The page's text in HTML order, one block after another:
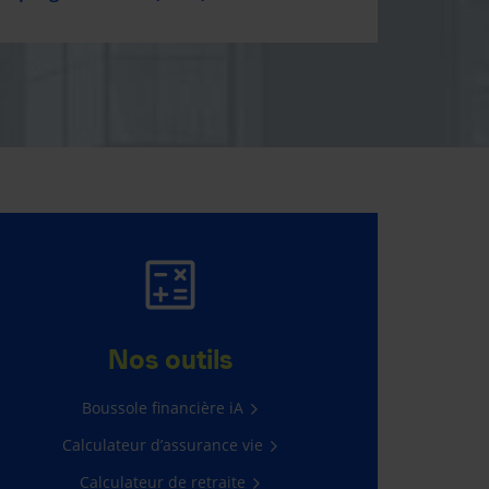
5 000 $,
FACILE!
suffit de vous connecter à
à l’action
Nos outils
Boussole financière iA
Calculateur d’assurance vie
Calculateur de retraite